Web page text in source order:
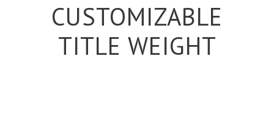
CUSTOMIZABLE
TITLE WEIGHT